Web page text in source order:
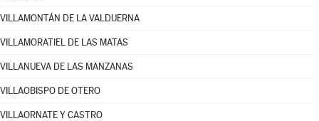
VILLAMONTÁN DE LA VALDUERNA
VILLAMORATIEL DE LAS MATAS
VILLANUEVA DE LAS MANZANAS
VILLAOBISPO DE OTERO
VILLAORNATE Y CASTRO